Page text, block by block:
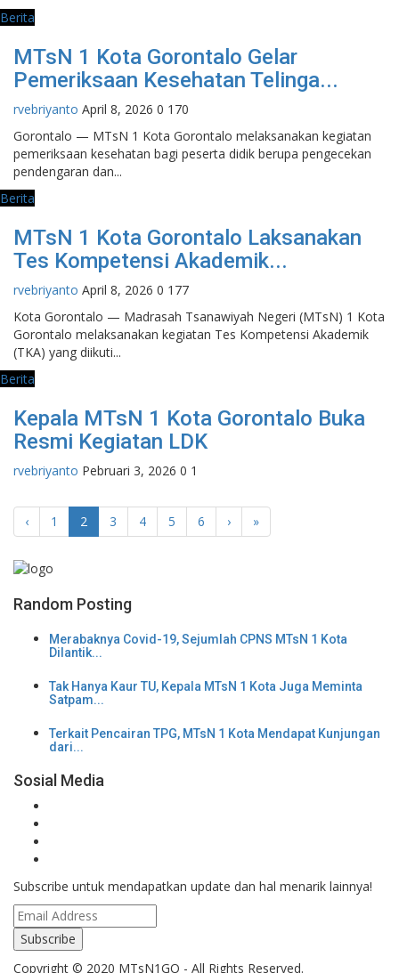
Berita
MTsN 1 Kota Gorontalo Gelar
Pemeriksaan Kesehatan Telinga...
rvebriyanto April 8, 2026 0 170
Gorontalo — MTsN 1 Kota Gorontalo melaksanakan kegiatan
pemeriksaan kesehatan bagi peserta didik berupa pengecekan
pendengaran dan...
Berita
MTsN 1 Kota Gorontalo Laksanakan
Tes Kompetensi Akademik...
rvebriyanto April 8, 2026 0 177
Kota Gorontalo — Madrasah Tsanawiyah Negeri (MTsN) 1 Kota
Gorontalo melaksanakan kegiatan Tes Kompetensi Akademik
(TKA) yang diikuti...
Berita
Kepala MTsN 1 Kota Gorontalo Buka
Resmi Kegiatan LDK
rvebriyanto Pebruari 3, 2026 0 1
‹ 1 2 3 4 5 6 › »
Random Posting
Merabaknya Covid-19, Sejumlah CPNS MTsN 1 Kota
Dilantik...
Tak Hanya Kaur TU, Kepala MTsN 1 Kota Juga Meminta
Satpam...
Terkait Pencairan TPG, MTsN 1 Kota Mendapat Kunjungan
dari...
Sosial Media
Subscribe untuk mendapatkan update dan hal menarik lainnya!
Copyright © 2020 MTsN1GO - All Rights Reserved.